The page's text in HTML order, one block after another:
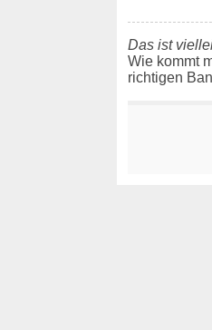
Das ist
Wie kommt
richtigen